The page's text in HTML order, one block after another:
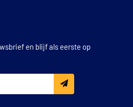
en blijf als eerste op